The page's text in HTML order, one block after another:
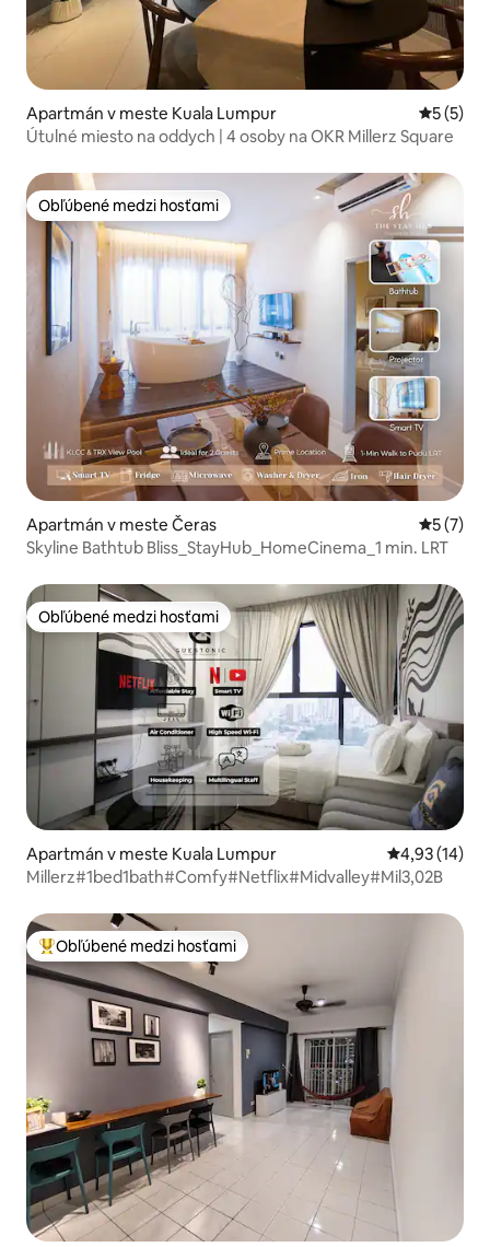
Apartmán v meste Kuala Lumpur
5 (5)
Útulné miesto na oddych | 4 osoby na OKR Millerz Square
Obľúbené medzi hosťami
Obľúbené medzi hosťami
Apartmán v meste Čeras
5 (7)
Skyline Bathtub Bliss_StayHub_HomeCinema_1 min. LRT
Obľúbené medzi hosťami
Obľúbené medzi hosťami
Apartmán v meste Kuala Lumpur Priemerné
4,93 (14)
Millerz#1bed1bath#Comfy#Netflix#Midvalley#Mil3,02B
Najobľúbenejšie medzi hosťami
Obľúbené medzi hosťami